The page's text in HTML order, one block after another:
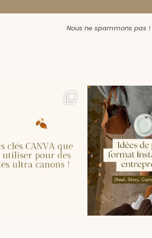
Nous ne spammons pas